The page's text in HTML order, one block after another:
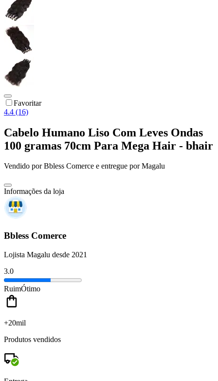
Favoritar
4.4 (16)
Cabelo Humano Liso Com Leves Ondas
100 gramas 70cm Para Mega Hair - bhair
Vendido porBbless Comerce e entregue por Magalu
Informações da loja
Bbless Comerce
Lojista Magalu desde 2021
3.0
RuimÓtimo
+20mil
Produtos vendidos